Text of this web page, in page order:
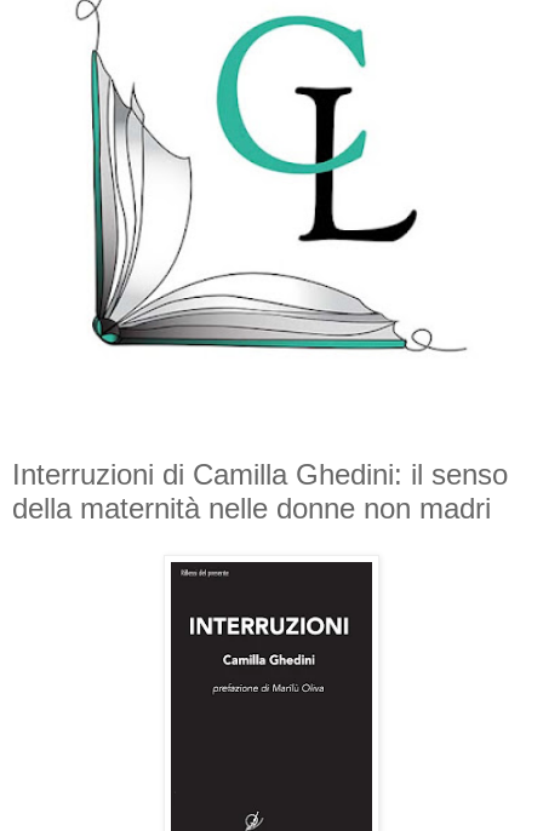
Interruzioni di Camilla Ghedini: il senso
della maternità nelle donne non madri